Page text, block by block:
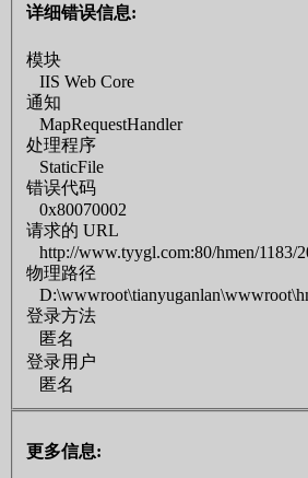
详细错误信息:
模块
IIS Web Core
通知
MapRequestHandler
处理程序
StaticFile
错误代码
0x80070002
请求的 URL
http://www.tyygl.com:80/hmen/1183/
物理路径
登录方法
匿名
登录用户
匿名
更多信息: